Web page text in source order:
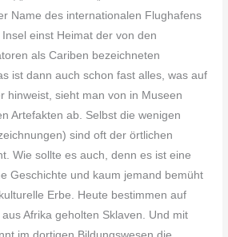
Name des internationalen Flughafens
Insel einst Heimat der von den
als Cariben bezeichneten
ist dann auch schon fast alles, was auf
hinweist, sieht man von in Museen
Artefakten ab. Selbst die wenigen
sind oft der örtlichen
Wie sollte es auch, denn es ist eine
Geschichte und kaum jemand bemüht
Erbe. Heute bestimmen auf
Afrika geholten Sklaven. Und mit